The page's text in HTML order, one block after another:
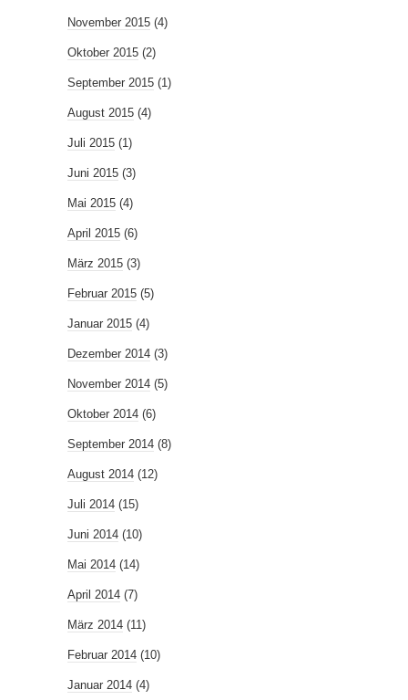
November 2015 (4)
Oktober 2015 (2)
September 2015 (1)
August 2015 (4)
Juli 2015 (1)
Juni 2015 (3)
Mai 2015 (4)
April 2015 (6)
März 2015 (3)
Februar 2015 (5)
Januar 2015 (4)
Dezember 2014 (3)
November 2014 (5)
Oktober 2014 (6)
September 2014 (8)
August 2014 (12)
Juli 2014 (15)
Juni 2014 (10)
Mai 2014 (14)
April 2014 (7)
März 2014 (11)
Februar 2014 (10)
Januar 2014 (4)